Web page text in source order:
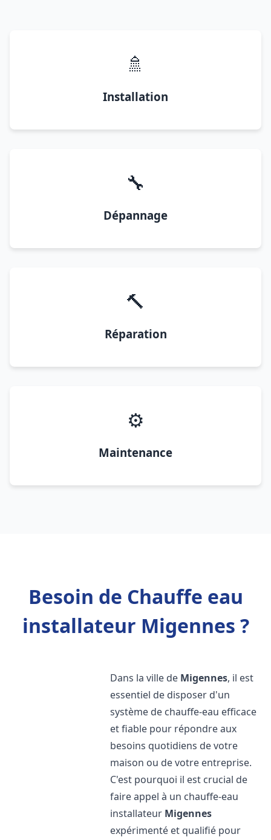
🚿
Installation
🔧
Dépannage
🔨
Réparation
⚙️
Maintenance
Besoin de Chauffe eau
installateur Migennes ?
Dans la ville de Migennes, il est
essentiel de disposer d'un
système de chauffe-eau efficace
et fiable pour répondre aux
besoins quotidiens de votre
maison ou de votre entreprise.
C'est pourquoi il est crucial de
faire appel à un chauffe-eau
installateur Migennes
expérimenté et qualifié pour